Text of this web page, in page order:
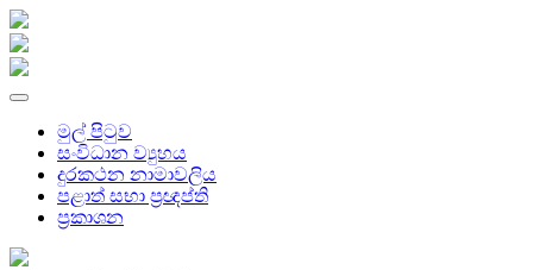
මුල් පිටුව
සංවිධාන ව්‍යුහය
දුරකථන නාමාවලිය
පළාත් සභා ප්‍රඥප්ති
ප්‍රකාශන